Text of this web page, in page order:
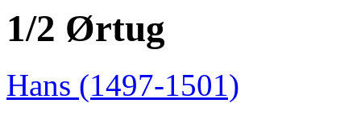
1/2 Ørtug
Hans (1497-1501)